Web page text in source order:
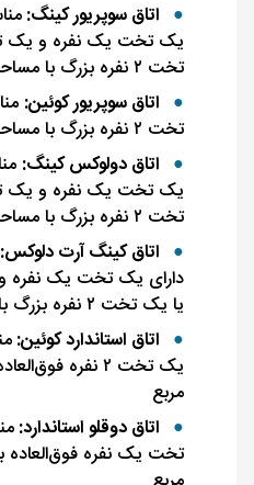
اتاق سوپریور کینگ:
تخت ۲ نفره بزرگ با مساحت ۲۹ متر مربع
اتاق سوپریور کوئین:
تخت ۲ نفره بزرگ با مساحت ۳۰ متر مربع
اتاق دولوکس کینگ:
تخت ۲ نفره بزرگ با مساحت ۳۶ متر مربع
اتاق کینگ آرت دلوکس:
یا یک تخت ۲ نفره بزرگ با مساحت ۴۸ متر مربع
اتاق استاندارد کوئین:
مربع
اتاق دوقلو استاندارد: